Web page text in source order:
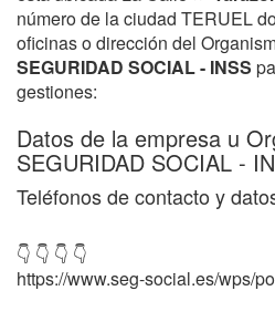
número de la ciudad TERUEL
oficinas o dirección del
SEGURIDAD SOCIAL - INSS
gestiones:
Datos de la empresa u
SEGURIDAD SOCIAL -
Teléfonos de contacto y
👇 👇 👇 👇
https://www.seg-social.es/wps/